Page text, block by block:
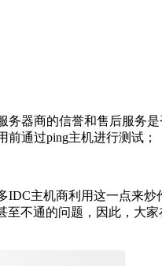
器商的信誉和售后服务
通过ping主机进行测试；
主机商利用这一点来
不通的问题，因此，大